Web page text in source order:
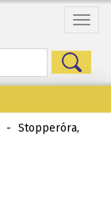
Menü
- Stopperóra,